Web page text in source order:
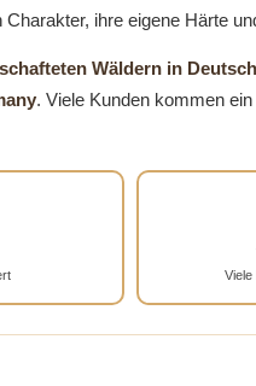
ihre eigene Härte
Wäldern in
. Viele Kunden kommen